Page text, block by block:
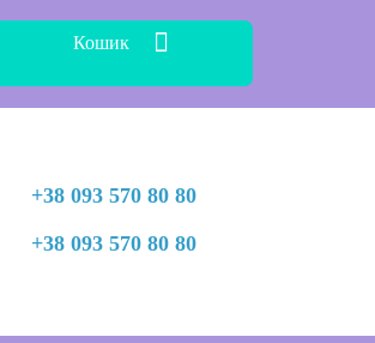
Кошик
+38 093 570 80 80
+38 093 570 80 80